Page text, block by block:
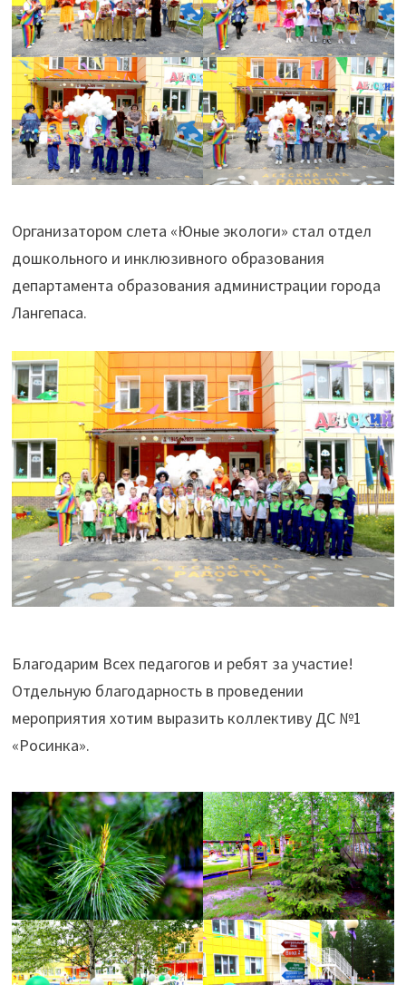
Организатором слета «Юные экологи» стал отдел
дошкольного и инклюзивного образования
департамента образования администрации города
Лангепаса.
Благодарим Всех педагогов и ребят за участие!
Отдельную благодарность в проведении
мероприятия хотим выразить коллективу ДС №1
«Росинка».